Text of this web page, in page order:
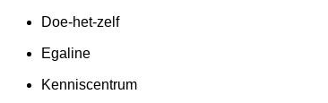
Doe-het-zelf
Egaline
Kenniscentrum